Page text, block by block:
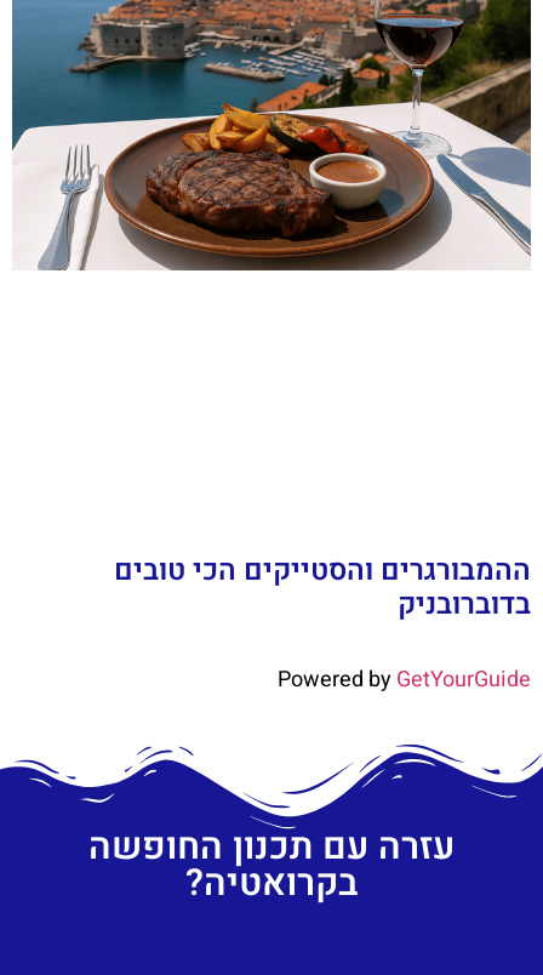
ההמבורגרים והסטייקים הכי טובים
בדוברובניק
Powered byGetYourGuide
עזרה עם תכנון החופשה
בקרואטיה?